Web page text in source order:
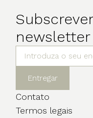
newsletter
Entregar
Contato
Termos legais